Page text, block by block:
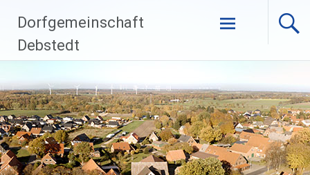
Inhalt
springen
Dorfgemeinschaft
Debstedt